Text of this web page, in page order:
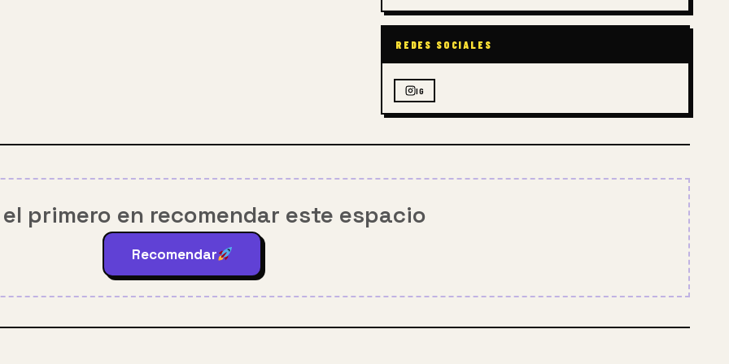
REDES SOCIALES
IG
el primero en recomendar este espacio
Recomendar